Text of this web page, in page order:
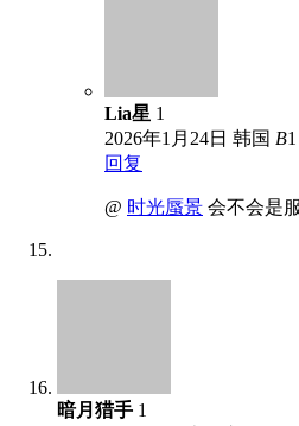
Lia星 1
2026年1月24日 韩国 B1
回复
@ 时光蜃景 会不会是
暗月猎手 1